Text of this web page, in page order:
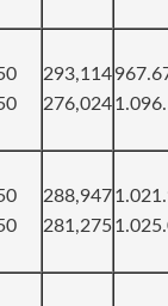
293,114
276,024
288,947
281,275